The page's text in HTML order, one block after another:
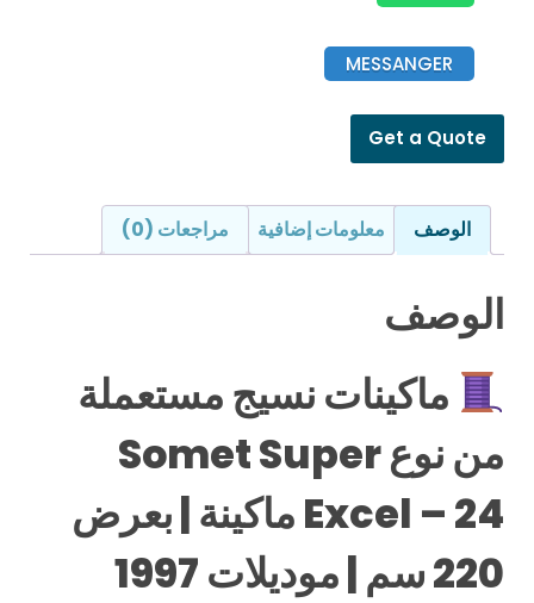
MESSANGER
Get a Quote
الوصف معلومات إضافية مراجعات (0)
الوصف
ماكينات نسيج مستعملة
من نوع Somet Super
Excel – 24 ماكينة | بعرض
220 سم | موديلات 1997